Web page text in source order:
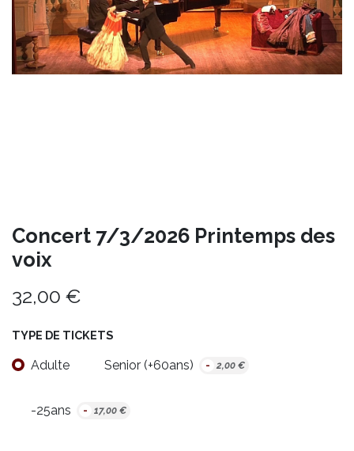
Concert 7/3/2026 Printemps des
voix
32,00 €
TYPE DE TICKETS
Adulte Senior (+60ans) - 2,00 €
-25ans - 17,00 €